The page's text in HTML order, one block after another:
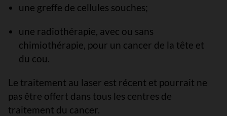
une greffe de cellules souches;
une radiothérapie, avec ou sans
chimiothérapie, pour un cancer de la tête et
du cou.
Le traitement au laser est récent et pourrait ne
pas être offert dans tous les centres de
traitement du cancer.